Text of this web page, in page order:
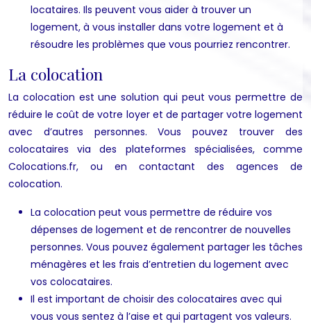
locataires. Ils peuvent vous aider à trouver un
logement, à vous installer dans votre logement et à
résoudre les problèmes que vous pourriez rencontrer.
La colocation
La colocation est une solution qui peut vous permettre de
réduire le coût de votre loyer et de partager votre logement
avec d’autres personnes. Vous pouvez trouver des
colocataires via des plateformes spécialisées, comme
Colocations.fr, ou en contactant des agences de
colocation.
La colocation peut vous permettre de réduire vos
dépenses de logement et de rencontrer de nouvelles
personnes. Vous pouvez également partager les tâches
ménagères et les frais d’entretien du logement avec
vos colocataires.
Il est important de choisir des colocataires avec qui
vous vous sentez à l’aise et qui partagent vos valeurs.